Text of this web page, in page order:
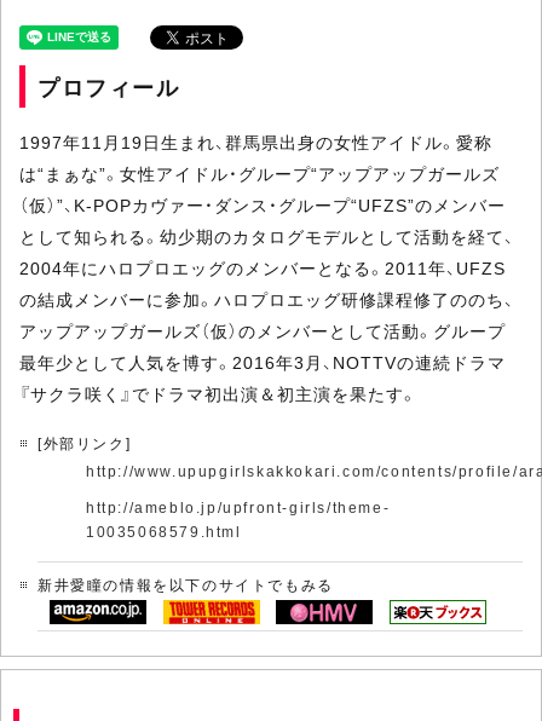
プロフィール
1997年11月19日生まれ、群馬県出身の女性アイドル。愛称
は“まぁな”。女性アイドル・グループ“アップアップガールズ
（仮）”、K-POPカヴァー・ダンス・グループ“UFZS”のメンバー
として知られる。幼少期のカタログモデルとして活動を経て、
2004年にハロプロエッグのメンバーとなる。2011年、UFZS
の結成メンバーに参加。ハロプロエッグ研修課程修了ののち、
アップアップガールズ（仮）のメンバーとして活動。グループ
最年少として人気を博す。2016年3月、NOTTVの連続ドラマ
『サクラ咲く』でドラマ初出演＆初主演を果たす。
[外部リンク]
http://www.upupgirlskakkokari.com/contents/profile/
http://ameblo.jp/upfront-girls/theme-
10035068579.html
新井愛瞳の情報を以下のサイトでもみる